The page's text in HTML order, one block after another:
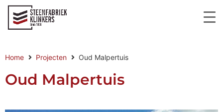
Home Projecten Oud Malpertuis
Oud Malpertuis